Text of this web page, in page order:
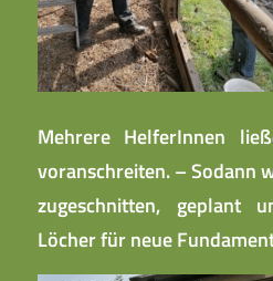
Mehrere HelferInnen
voranschreiten. – Sodann
zugeschnitten, geplant
Löcher für neue